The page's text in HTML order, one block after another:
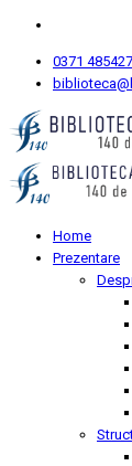
0371 485427
Home
Prezentare